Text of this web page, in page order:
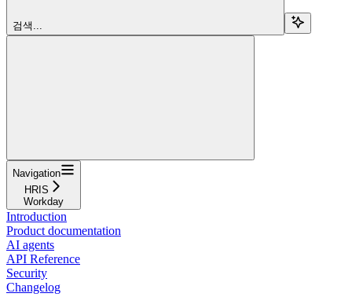
검색...
Navigation
HRIS
Workday
Introduction
Product documentation
AI agents
API Reference
Security
Changelog